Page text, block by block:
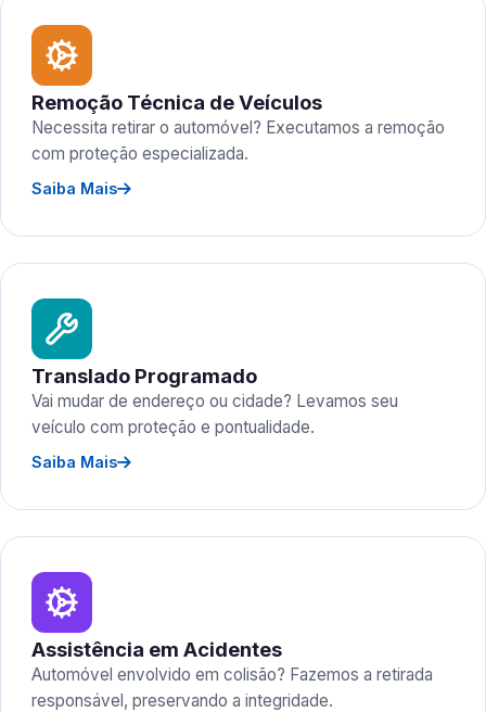
Remoção Técnica de Veículos
Necessita retirar o automóvel? Executamos a remoção
com proteção especializada.
Saiba Mais
Translado Programado
Vai mudar de endereço ou cidade? Levamos seu
veículo com proteção e pontualidade.
Saiba Mais
Assistência em Acidentes
Automóvel envolvido em colisão? Fazemos a retirada
responsável, preservando a integridade.